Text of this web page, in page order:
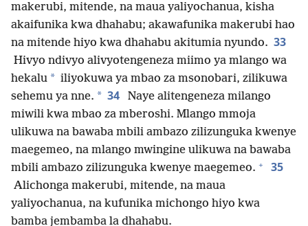
makerubi, mitende, na maua yaliyochanua, kisha
akaifunika kwa dhahabu; akawafunika makerubi hao
na mitende hiyo kwa dhahabu akitumia nyundo. 33
Hivyo ndivyo alivyotengeneza miimo ya mlango wa
hekalu * iliyokuwa ya mbao za msonobari, zilikuwa
sehemu ya nne. * 34
Naye alitengeneza milango
miwili kwa mbao za mberoshi. Mlango mmoja
ulikuwa na bawaba mbili ambazo zilizunguka kwenye
maegemeo, na mlango mwingine ulikuwa na bawaba
mbili ambazo zilizunguka kwenye maegemeo. + 35
Alichonga makerubi, mitende, na maua
yaliyochanua, na kufunika michongo hiyo kwa
bamba jembamba la dhahabu.